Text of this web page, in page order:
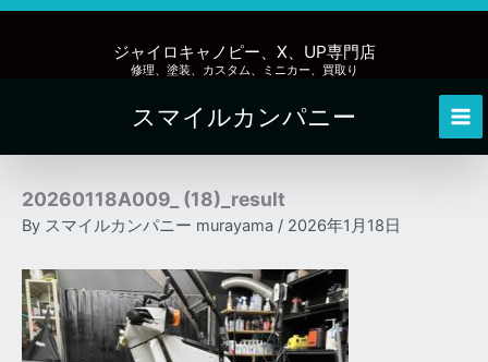
内
ッ
ジャイロキャノピー、X、UP専門店
修理、塗装、カスタム、ミニカー、買取り
スマイルカンパニー
20260118A009_ (18)_result
By スマイルカンパニー murayama / 2026年1月18日